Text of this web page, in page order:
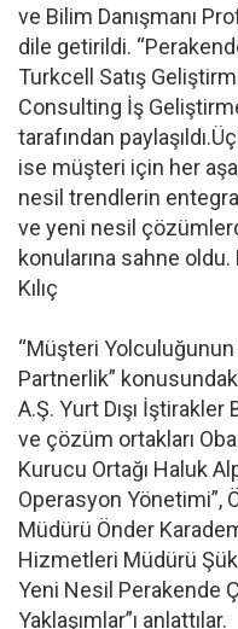
ve Bilim Danışmanı
dile getirildi.
Turkcell Satış
Consulting İş
tarafından
ise müşteri için her
nesil trendlerin
ve yeni nesil
konularına sahne oldu.
Kılıç
“Müşteri
Partnerlik”
A.Ş. Yurt Dışı
ve çözüm ortakları
Kurucu Ortağı Haluk
Operasyon Yönetimi”,
Müdürü Önder
Hizmetleri Müdürü
Yeni Nesil Perakende
Yaklaşımlar”ı anlattılar.